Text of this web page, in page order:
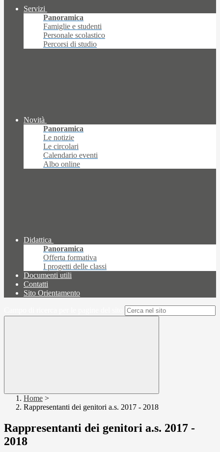
Servizi
Panoramica
Famiglie e studenti
Personale scolastico
Percorsi di studio
Novità
Panoramica
Le notizie
Le circolari
Calendario eventi
Albo online
Didattica
Panoramica
Offerta formativa
I progetti delle classi
Documenti utili
Contatti
Sito Orientamento
Home >
Rappresentanti dei genitori a.s. 2017 - 2018
Rappresentanti dei genitori a.s. 2017 -
2018